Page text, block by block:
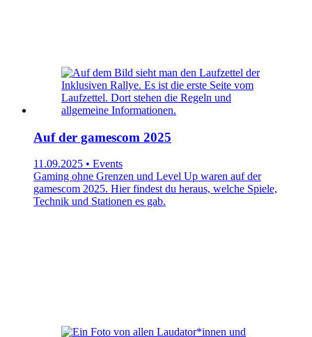
Auf der gamescom 2025
11.09.2025 • Events
Gaming ohne Grenzen und Level Up waren auf der
gamescom 2025. Hier findest du heraus, welche Spiele,
Technik und Stationen es gab.